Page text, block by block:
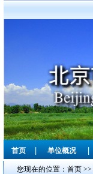
首页 | 单位概况 |
您现在的位置： 首页 >>